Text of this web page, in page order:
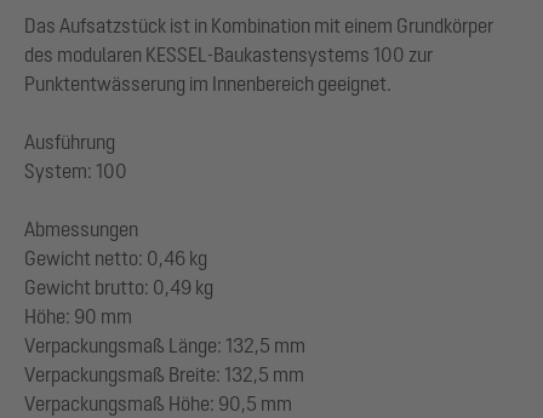
Das Aufsatzstück ist in Kombination mit einem Grundkörper
des modularen KESSEL-Baukastensystems 100 zur
Punktentwässerung im Innenbereich geeignet.
Ausführung
System: 100
Abmessungen
Gewicht netto: 0,46 kg
Gewicht brutto: 0,49 kg
Höhe: 90 mm
Verpackungsmaß Länge: 132,5 mm
Verpackungsmaß Breite: 132,5 mm
Verpackungsmaß Höhe: 90,5 mm